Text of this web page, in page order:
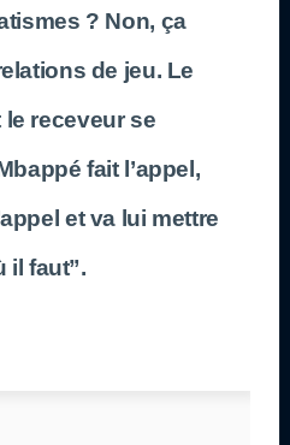
? Non, ça
de jeu. Le
receveur se
fait l’appel,
et va lui mettre
il faut”.